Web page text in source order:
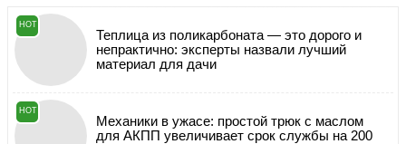
HOT
Теплица из поликарбоната — это дорого и
непрактично: эксперты назвали лучший
материал для дачи
HOT
Механики в ужасе: простой трюк с маслом
для АКПП увеличивает срок службы на 200